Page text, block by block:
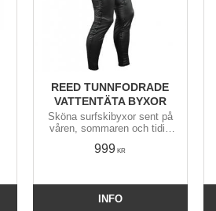
REED TUNNFODRADE
VATTENTÄTA BYXOR
Sköna surfskibyxor sent på
våren, sommaren och tidig
knän samt höga i ryggen.
999 KR
INFO